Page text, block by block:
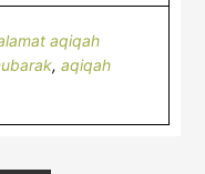
aqiqah
,aqiqah